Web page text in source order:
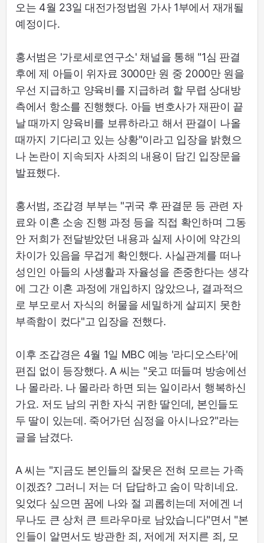
오는 4월 23일 대전가정법원 가사 1부에서 재개될
예정이다.
홍서범은 '가로세로연구소' 채널을 통해 "1심 판결
후에 제 아들이 위자료 3000만 원 중 2000만 원을
우선 지급하고 양육비를 지급하려 할 무렵 상대방
측에서 항소를 진행했다. 아들 변호사가 재판이 끝
날 때까지 양육비를 보류하라고 해서 판결이 나올
때까지 기다리고 있는 상황"이라고 입장을 밝혔으
나 논란이 지속되자 사죄의 내용이 담긴 입장문을
발표했다.
홍서범, 조갑경 부부는 "귀국 후 판결문 등 관련 자
료와 이혼 소송 진행 과정 등을 직접 확인하며 그동
안 저희가 전달받았던 내용과 실제 사이에 약간의
차이가 있음을 무겁게 확인했다. 사실관계를 떠나
성인인 아들의 사생활과 자율성을 존중한다는 생각
에 그간 이혼 과정에 개입하지 않았으나, 결과적으
로 부모로서 자식의 허물을 세밀하게 살피지 못한
부족함이 컸다"고 입장을 전했다.
이후 조갑경은 4월 1일 MBC 예능 '라디오스타'에
편집 없이 등장했다. A 씨는 "웃고 떠들며 방송에선
나 몰라라. 나 몰라라 하면 되는 일이라서 행복하신
가요. 저도 남의 귀한 자식 귀한 딸인데, 본인들도
두 딸이 있는데. 죽어가던 심정을 아시나요?"라는
글을 남겼다.
A 씨는 "지금도 본인들의 잘못은 전혀 모르는 가족
이겠죠? 그러니 저는 더 답답하고 숨이 막히네요.
잊었다 싶으면 꿈에 나와 절 괴롭히는데 저에겐 너
무나도 큰 상처 큰 트라우마로 남았습니다"면서 "본
인들이 알면서도 방관한 죄, 저에게 저지른 죄, 모